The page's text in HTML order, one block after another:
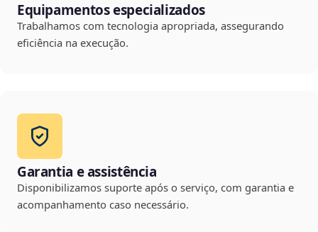
Equipamentos especializados
Trabalhamos com tecnologia apropriada, assegurando
eficiência na execução.
Garantia e assistência
Disponibilizamos suporte após o serviço, com garantia e
acompanhamento caso necessário.